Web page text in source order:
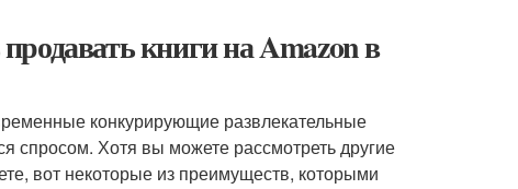
книги на Amazon в
конкурирующие развлекательные
спросом. Хотя вы можете рассмотреть другие
вот некоторые из преимуществ, которыми